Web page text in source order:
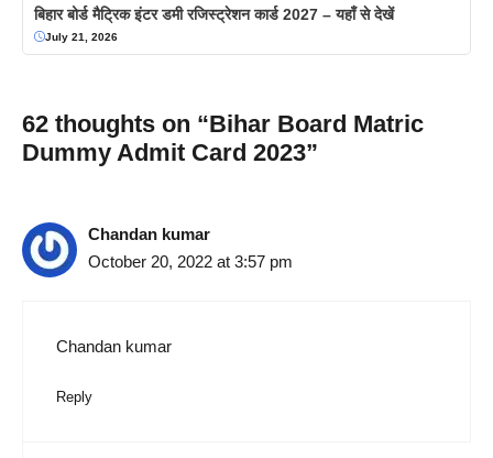
बिहार बोर्ड मैट्रिक इंटर डमी रजिस्ट्रेशन कार्ड 2027 – यहाँ से देखें
July 21, 2026
62 thoughts on “Bihar Board Matric
Dummy Admit Card 2023”
Chandan kumar
October 20, 2022 at 3:57 pm
Chandan kumar
Reply